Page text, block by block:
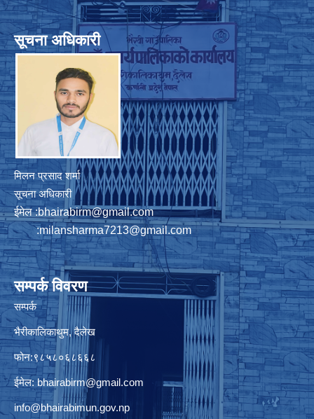
सूचना अधिकारी
मिलन प्रसाद शर्मा
सूचना अधिकारी
ईमेल :bhairabirm@gmail.com
:milansharma7213@gmail.com
सम्पर्क विवरण
सम्पर्क
भैरीकालिकाथुम, दैलेख
फोन:९८५८०६८६६८
ईमेल: bhairabirm@gmail.com
info@bhairabimun.gov.np